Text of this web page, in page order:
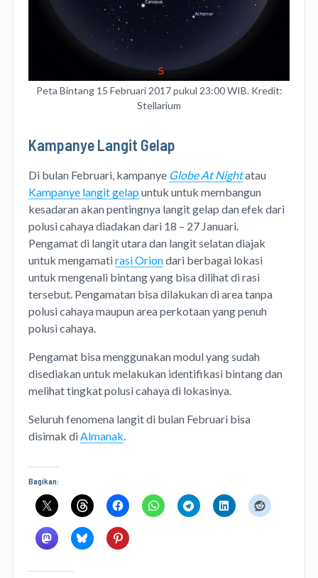
Peta Bintang 15 Februari 2017 pukul 23:00 WIB. Kredit:
Stellarium
Kampanye Langit Gelap
Di bulan Februari, kampanye Globe At Nightatau
Kampanye langit gelapuntuk untuk membangun
kesadaran akan pentingnya langit gelap dan efek dari
polusi cahaya diadakan dari 18 – 27 Januari.
Pengamat di langit utara dan langit selatan diajak
untuk mengamatirasi Oriondari berbagai lokasi
untuk mengenali bintang yang bisa dilihat di rasi
tersebut. Pengamatan bisa dilakukan di area tanpa
polusi cahaya maupun area perkotaan yang penuh
polusi cahaya.
Pengamat bisa menggunakan modul yang sudah
disediakan untuk melakukan identifikasi bintang dan
melihat tingkat polusi cahaya di lokasinya.
Seluruh fenomena langit di bulan Februari bisa
disimak diAlmanak.
Bagikan: